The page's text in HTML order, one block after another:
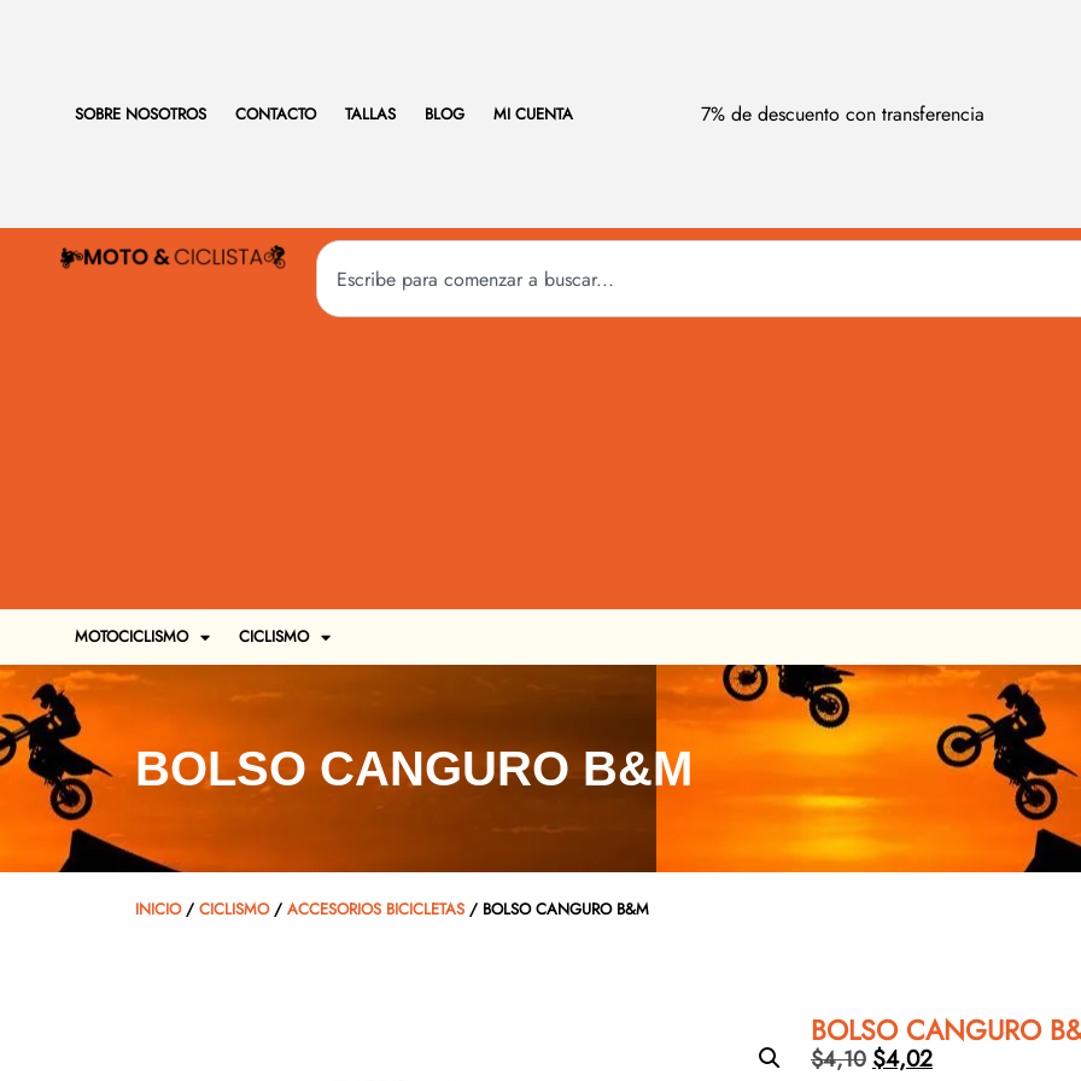
SOBRE NOSOTROS CONTACTO TALLAS BLOG MI CUENTA 7% de descuento con transferencia
MOTOCICLISMO CICLISMO
BOLSO CANGURO B&M
INICIO/ CICLISMO/ ACCESORIOS BICICLETAS / BOLSO CANGURO B&M
BOLSO CANGURO
$4,10 $4,02